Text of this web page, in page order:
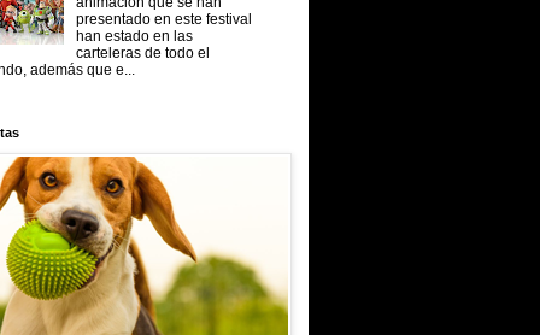
presentado en este festival
han estado en las
carteleras de todo el
además que e...